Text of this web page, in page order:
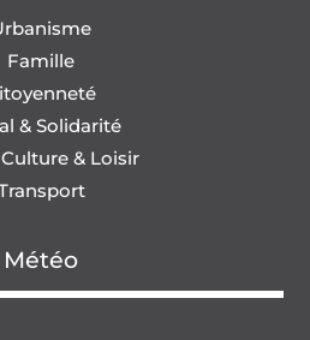
Famille
& Solidarité
& Loisir
Météo